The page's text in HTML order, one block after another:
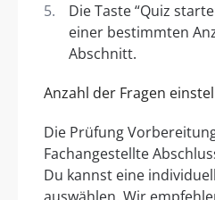
Die Taste “Quiz
einer bestimmten
Abschnitt.
Anzahl der Fragen
Die Prüfung
Fachangestellte
Du kannst eine